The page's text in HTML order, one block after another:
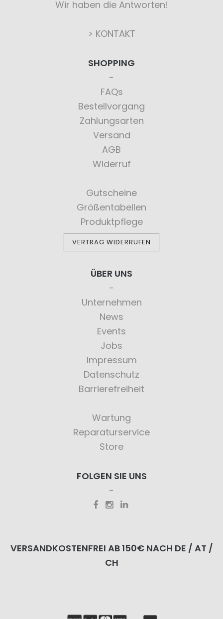
Wir haben die Antworten!
> KONTAKT
SHOPPING
FAQs
Bestellvorgang
Zahlungsarten
Versand
AGB
Widerruf
Gutscheine
Größentabellen
Produktpflege
VERTRAG WIDERRUFEN
ÜBER UNS
Unternehmen
News
Events
Jobs
Impressum
Datenschutz
Barrierefreiheit
Wartung
Reparaturservice
Store
FOLGEN SIE UNS
VERSANDKOSTENFREI AB 150€ NACH DE / AT /
CH